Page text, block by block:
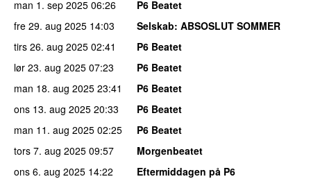
man 1. sep 2025 06:26
P6 Beatet
fre 29. aug 2025 14:03 Selskab: ABSOSLUT SOMMER
tirs 26. aug 2025 02:41
P6 Beatet
lør 23. aug 2025 07:23
P6 Beatet
man 18. aug 2025 23:41
P6 Beatet
ons 13. aug 2025 20:33
P6 Beatet
man 11. aug 2025 02:25
P6 Beatet
tors 7. aug 2025 09:57
Morgenbeatet
ons 6. aug 2025 14:22
Eftermiddagen på P6